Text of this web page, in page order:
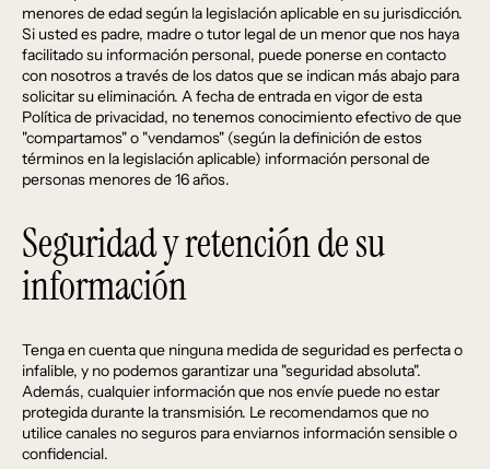
menores de edad según la legislación aplicable en su jurisdicción.
Si usted es padre, madre o tutor legal de un menor que nos haya
facilitado su información personal, puede ponerse en contacto
con nosotros a través de los datos que se indican más abajo para
solicitar su eliminación. A fecha de entrada en vigor de esta
Política de privacidad, no tenemos conocimiento efectivo de que
"compartamos" o "vendamos" (según la definición de estos
términos en la legislación aplicable) información personal de
personas menores de 16 años.
Seguridad y retención de su
información
Tenga en cuenta que ninguna medida de seguridad es perfecta o
infalible, y no podemos garantizar una "seguridad absoluta".
Además, cualquier información que nos envíe puede no estar
protegida durante la transmisión. Le recomendamos que no
utilice canales no seguros para enviarnos información sensible o
confidencial.